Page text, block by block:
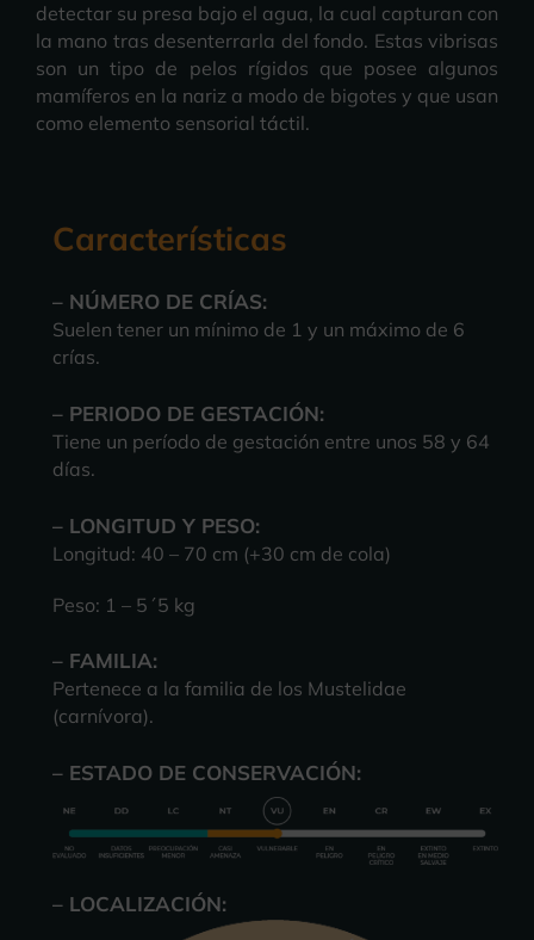
detectar su presa bajo el agua, la cual capturan con
la mano tras desenterrarla del fondo. Estas vibrisas
son un tipo de pelos rígidos que posee algunos
mamíferos en la nariz a modo de bigotes y que usan
como elemento sensorial táctil.
Características
– NÚMERO DE CRÍAS:
Suelen tener un mínimo de 1 y un máximo de 6
crías.
– PERIODO DE GESTACIÓN:
Tiene un período de gestación entre unos 58 y 64
días.
– LONGITUD Y PESO:
Longitud: 40 – 70 cm (+30 cm de cola)
Peso: 1 – 5´5 kg
– FAMILIA:
Pertenece a la familia de los Mustelidae
(carnívora).
– ESTADO DE CONSERVACIÓN:
– LOCALIZACIÓN: